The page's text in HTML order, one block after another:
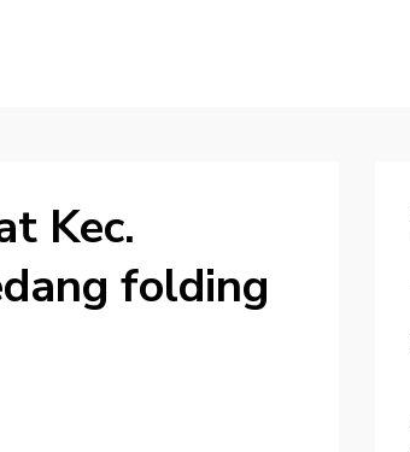
Kec.
folding